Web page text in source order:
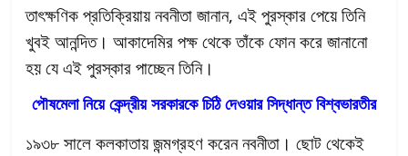
তাৎক্ষণিক প্রতিক্রিয়ায় নবনীতা জানান, এই পুরস্কার পেয়ে তিনি
খুবই আনন্দিত। আকাদেমির পক্ষ থেকে তাঁকে ফোন করে জানানো
হয় যে এই পুরস্কার পাচ্ছেন তিনি।
পৌষমেলা নিয়ে কেন্দ্রীয় সরকারকে চিঠি দেওয়ার সিদ্ধান্ত বিশ্বভারতীর
১৯৩৮ সালে কলকাতায় জন্মগ্রহণ করেন নবনীতা। ছোট থেকেই